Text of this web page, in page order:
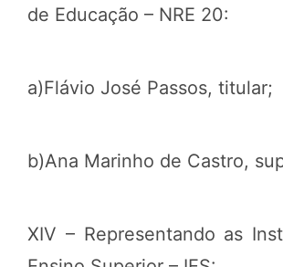
de Educação – NRE 20:
a)Flávio José Passos, titular;
b)Ana Marinho de Castro,
XIV – Representando as